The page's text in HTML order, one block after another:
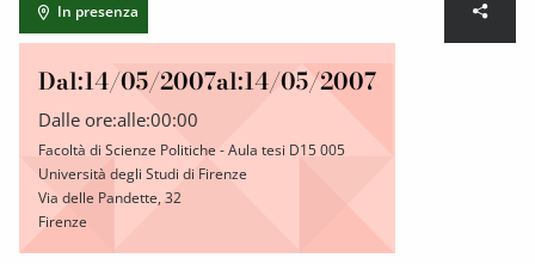
In presenza
Dal:14/05/2007al:14/05/2007
Dalle ore:alle:00:00
Facoltà di Scienze Politiche - Aula tesi D15 005
Università degli Studi di Firenze
Via delle Pandette, 32
Firenze